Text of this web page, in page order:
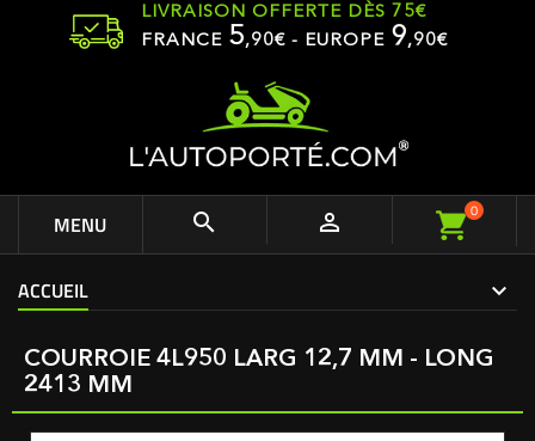
LIVRAISON OFFERTE DÈS 75€
FRANCE 5,90€ - EUROPE 9,90€
MENU   0
ACCUEIL
COURROIE 4L950 LARG 12,7 MM - LONG
2413 MM